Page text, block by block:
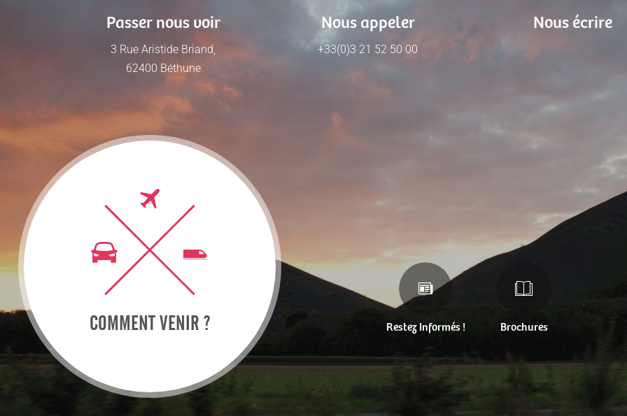
Passer nous voir
3 Rue Aristide Briand,
62400 Béthune
Nous appeler
+33(0)3 21 52 50 00
Nous écrire
COMMENT VENIR ? Restez Informés ! Brochures